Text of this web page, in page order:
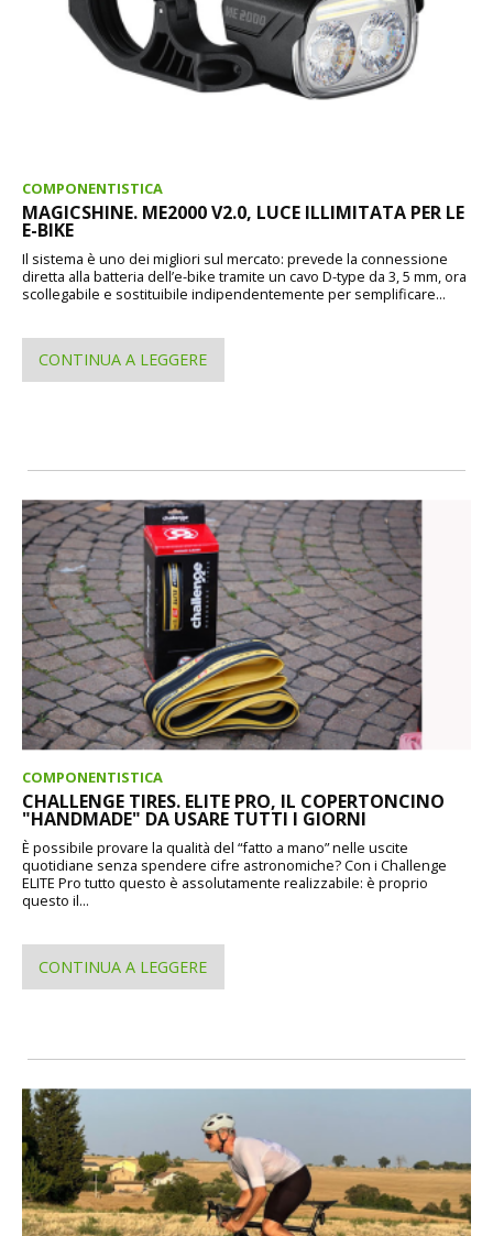
COMPONENTISTICA
MAGICSHINE. ME2000 V2.0, LUCE ILLIMITATA PER LE
E-BIKE
Il sistema è uno dei migliori sul mercato: prevede la connessione
diretta alla batteria dell’e-bike tramite un cavo D-type da 3, 5 mm, ora
scollegabile e sostituibile indipendentemente per semplificare...
CONTINUA A LEGGERE
COMPONENTISTICA
CHALLENGE TIRES. ELITE PRO, IL COPERTONCINO
"HANDMADE" DA USARE TUTTI I GIORNI
È possibile provare la qualità del “fatto a mano” nelle uscite
quotidiane senza spendere cifre astronomiche? Con i Challenge
ELITE Pro tutto questo è assolutamente realizzabile: è proprio
questo il...
CONTINUA A LEGGERE